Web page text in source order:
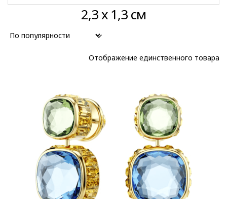
Категории
SWAROVSKI
(1)
Украшения Swarovski
Swarovski(1)
Материал браслета
2,3 х 1,3 см
Отображение единственного товара